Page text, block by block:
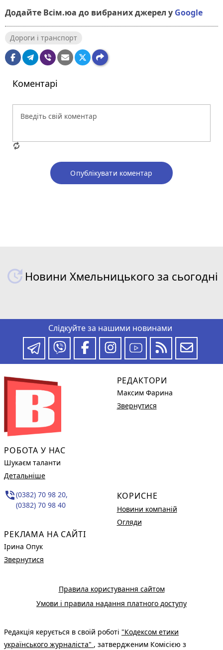
Додайте Всім.юа до вибраних джерел у Google
Дороги і транспорт
Коментарі
Опублікувати коментар
Новини Хмельницького за сьогодні
Слідкуйте за нашими новинами
РОБОТА У НАС
Шукаєм таланти
Детальніше
phone_in_talk(0382) 70 98 20,
(0382) 70 98 40
РЕКЛАМА НА САЙТІ
Ірина Опук
Звернутися
РЕДАКТОРИ
Максим Фарина
Звернутися
КОРИСНЕ
Новини компаній
Огляди
Правила користування сайтом
Умови і правила надання платного доступу
Редакція керується в своїй роботі "Кодексом етики
українського журналіста" , затвердженим Комісією з